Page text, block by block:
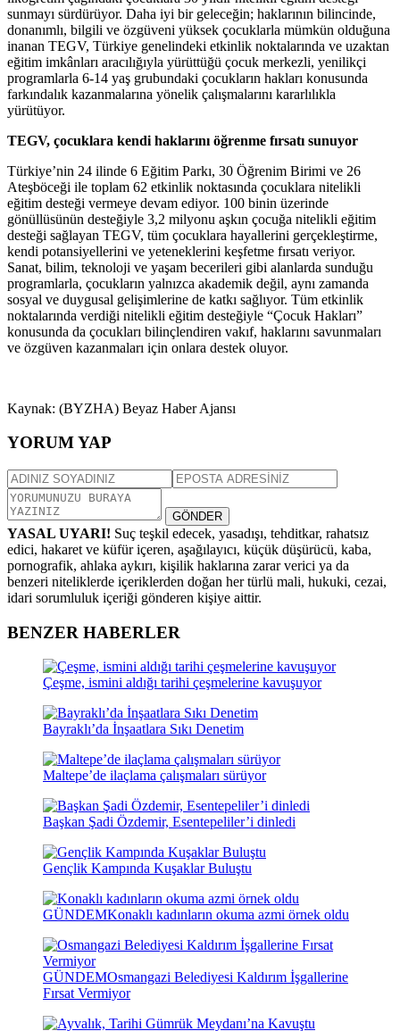
sunmayı sürdürüyor. Daha iyi bir geleceğin; haklarının bilincinde,
donanımlı, bilgili ve özgüveni yüksek çocuklarla mümkün olduğuna
inanan TEGV, Türkiye genelindeki etkinlik noktalarında ve uzaktan
eğitim imkânları aracılığıyla yürüttüğü çocuk merkezli, yenilikçi
programlarla 6-14 yaş grubundaki çocukların hakları konusunda
farkındalık kazanmalarına yönelik çalışmalarını kararlılıkla
yürütüyor.
TEGV, çocuklara kendi haklarını öğrenme fırsatı sunuyor
Türkiye’nin 24 ilinde 6 Eğitim Parkı, 30 Öğrenim Birimi ve 26
Ateşböceği ile toplam 62 etkinlik noktasında çocuklara nitelikli
eğitim desteği vermeye devam ediyor. 100 binin üzerinde
gönüllüsünün desteğiyle 3,2 milyonu aşkın çocuğa nitelikli eğitim
desteği sağlayan TEGV, tüm çocuklara hayallerini gerçekleştirme,
kendi potansiyellerini ve yeteneklerini keşfetme fırsatı veriyor.
Sanat, bilim, teknoloji ve yaşam becerileri gibi alanlarda sunduğu
programlarla, çocukların yalnızca akademik değil, aynı zamanda
sosyal ve duygusal gelişimlerine de katkı sağlıyor. Tüm etkinlik
noktalarında verdiği nitelikli eğitim desteğiyle “Çocuk Hakları”
konusunda da çocukları bilinçlendiren vakıf, haklarını savunmaları
ve özgüven kazanmaları için onlara destek oluyor.
Kaynak: (BYZHA) Beyaz Haber Ajansı
YORUM YAP
GÖNDER
YASAL UYARI! Suç teşkil edecek, yasadışı, tehditkar, rahatsız
edici, hakaret ve küfür içeren, aşağılayıcı, küçük düşürücü, kaba,
pornografik, ahlaka aykırı, kişilik haklarına zarar verici ya da
benzeri niteliklerde içeriklerden doğan her türlü mali, hukuki, cezai,
idari sorumluluk içeriği gönderen kişiye aittir.
BENZER HABERLER
Çeşme, ismini aldığı tarihi çeşmelerine kavuşuyor
Bayraklı’da İnşaatlara Sıkı Denetim
Maltepe’de ilaçlama çalışmaları sürüyor
Başkan Şadi Özdemir, Esentepeliler’i dinledi
Gençlik Kampında Kuşaklar Buluştu
GÜNDEMKonaklı kadınların okuma azmi örnek oldu
GÜNDEMOsmangazi Belediyesi Kaldırım İşgallerine
Fırsat Vermiyor